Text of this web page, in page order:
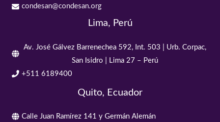
condesan@condesan.org
Lima, Perú
Av. José Gálvez Barrenechea 592, Int. 503 | Urb. Corpac,
San Isidro | Lima 27 – Perú
+511 6189400
Quito, Ecuador
Calle Juan Ramírez 141 y Germán Alemán